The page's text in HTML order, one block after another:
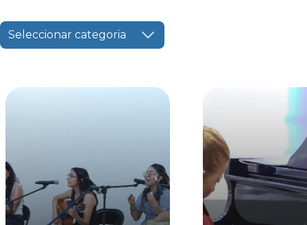
Seleccionar categoria